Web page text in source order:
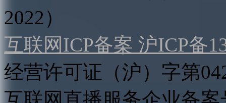
2022）
互联网ICP备案 沪ICP备
经营许可证（沪）字第